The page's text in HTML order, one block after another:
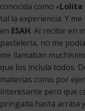
conocida como «Lolita
tal la experiencia. Y
en ESAH. Al recibir en
pastelería, no me
me llamaban
que los incluía todos.
materias como por
interesante pero que
pringada hasta arriba